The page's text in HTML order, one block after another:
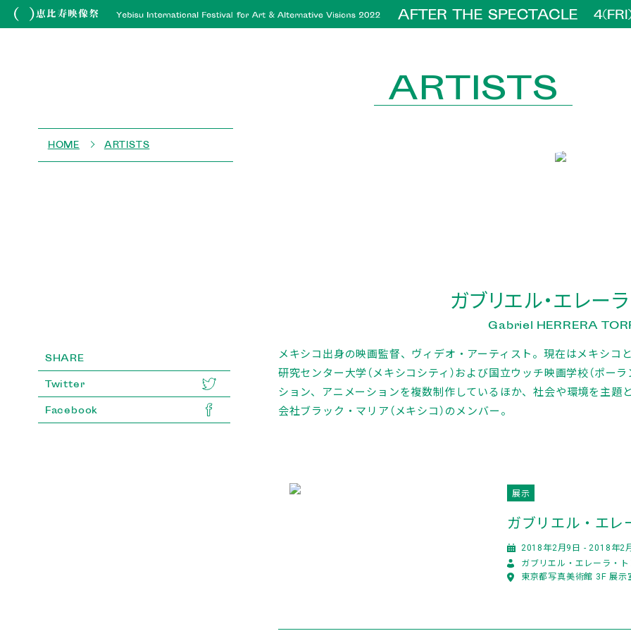
ARTISTS
HOME ARTISTS
ガブリエル・エレーラ
Gabriel HERRERA
SHARE
Twitter
Facebook
メキシコ出身の映画監督、ヴィデオ・アーティスト。現在はメキシ
研究センター大学（メキシコシティ）および国立ウッチ映画学校（ポー
ション、アニメーションを複数制作しているほか、社会や環境を主
会社ブラック・マリア（メキシコ）のメンバー。
展示
ガブリエル・エレ
2018年2月9日 - 2018年2
ガブリエル・エレーラ・
東京都写真美術館 3F 展示